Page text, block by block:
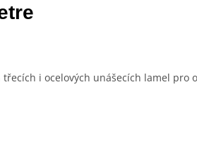
i ocelových unášecích lamel pro